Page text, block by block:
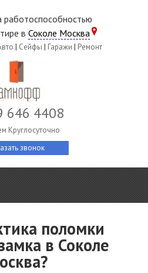
работоспособностью
в Соколе Москва
| Сейфы | Гаражи | Ремонт
646 4408
Круглосуточно
звонок
поломки
в Соколе